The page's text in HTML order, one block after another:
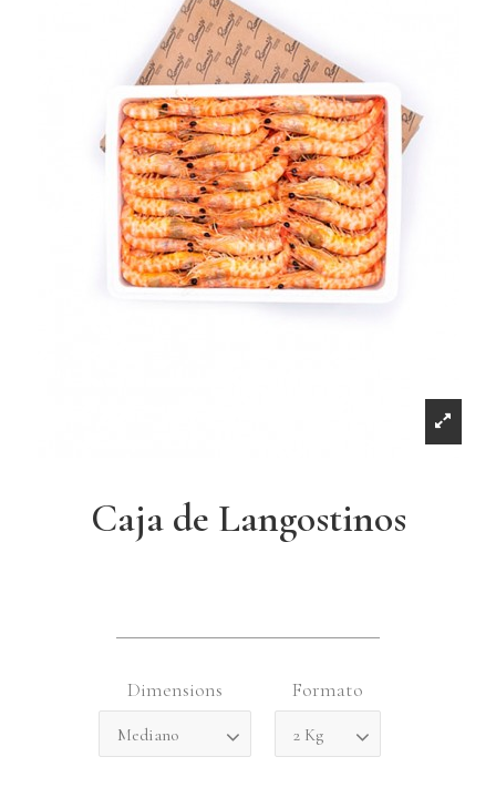
Caja de Langostinos
Dimensions Formato